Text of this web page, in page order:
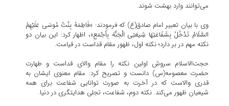
می‌توانند وارد بهشت شوند.
وی با بیان تعبیر امام صادق(ع) که فرمودند: «فَاطِمَهُ بِنْتُ مُوسَی عَلَیْهِمُ
السَّلَامُ تَدْخُلُ بِشَفَاعَتِهَا شِیعَتِی الْجَنَّهَ بِأَجْمَعِ»، اظهار کرد: این بیان دو
نکته مهم در بر دارد؛ نکته اول، ظهور مقام قداست در قیامت.
حجت‌الاسلام سروش اولین نکته را مقام والای قداست و طهارت
حضرت معصومه(س) دانست و تصریح کرد: مقام معنوی ایشان به
قدری والاست که در آخرت به صورت توانایی شفاعت برای همه
شیعیان ظهور می‌کند. نکته دوم، شفاعت، تجلی هدایتگری در دنیا.